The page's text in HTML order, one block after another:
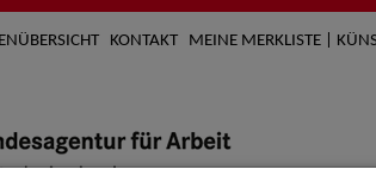
KONTAKT MEINE MERKLISTE |